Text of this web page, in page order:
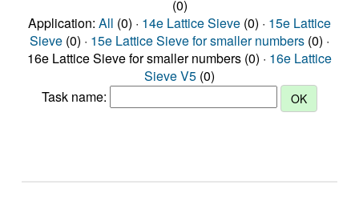
(0)
Application: All (0) · 14e Lattice Sieve (0) · 15e Lattice
Sieve (0) · 15e Lattice Sieve for smaller numbers (0) ·
16e Lattice Sieve for smaller numbers (0) · 16e Lattice
Sieve V5 (0)
Task name: